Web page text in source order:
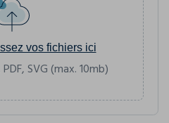
vos fichiers ici
SVG (max. 10mb)